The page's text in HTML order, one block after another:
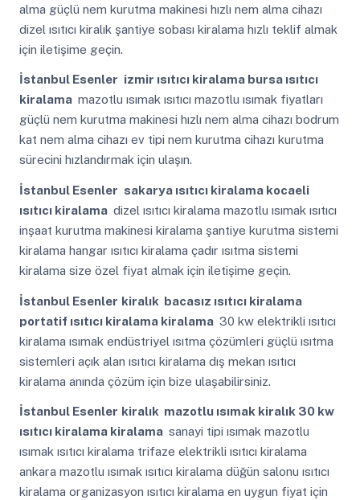
alma güçlü nem kurutma makinesi hızlı nem alma cihazı
dizel ısıtıcı kiralık şantiye sobası kiralama hızlı teklif almak
için iletişime geçin.
İstanbul Esenler izmir ısıtıcı kiralama bursa ısıtıcı
kiralama mazotlu ısımak ısıtıcı mazotlu ısımak fiyatları
güçlü nem kurutma makinesi hızlı nem alma cihazı bodrum
kat nem alma cihazı ev tipi nem kurutma cihazı kurutma
sürecini hızlandırmak için ulaşın.
İstanbul Esenler sakarya ısıtıcı kiralama kocaeli
ısıtıcı kiralama dizel ısıtıcı kiralama mazotlu ısımak ısıtıcı
inşaat kurutma makinesi kiralama şantiye kurutma sistemi
kiralama hangar ısıtıcı kiralama çadır ısıtma sistemi
kiralama size özel fiyat almak için iletişime geçin.
İstanbul Esenler kiralık bacasız ısıtıcı kiralama
portatif ısıtıcı kiralama kiralama 30 kw elektrikli ısıtıcı
kiralama ısımak endüstriyel ısıtma çözümleri güçlü ısıtma
sistemleri açık alan ısıtıcı kiralama dış mekan ısıtıcı
kiralama anında çözüm için bize ulaşabilirsiniz.
İstanbul Esenler kiralık mazotlu ısımak kiralık 30 kw
ısıtıcı kiralama kiralama sanayi tipi ısımak mazotlu
ısımak ısıtıcı kiralama trifaze elektrikli ısıtıcı kiralama
ankara mazotlu ısımak ısıtıcı kiralama düğün salonu ısıtıcı
kiralama organizasyon ısıtıcı kiralama en uygun fiyat için